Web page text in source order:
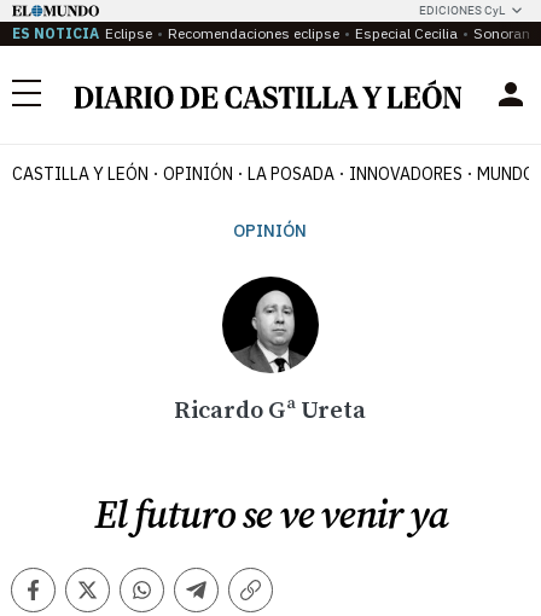
EDICIONES CyL
ES NOTICIA Eclipse Recomendaciones eclipse Especial Cecilia
Menú
CASTILLA Y LEÓN OPINIÓN LA POSADA INNOVADORES MUNDO
OPINIÓN
Ricardo Gª Ureta
El futuro se ve venir ya
FacebookTwitterWhatsappTelegramCopiar